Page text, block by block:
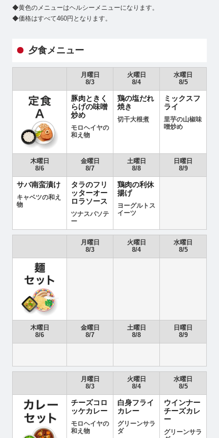
◆黄色のメニューはヘルシーメニューになります。
◆価格はすべて460円となります。
夕食メニュー
月曜日
8/3
火曜日
8/4
水曜日
8/5
豚肉ときく
らげの味噌
炒め
モロヘイヤの
和え物
鶏の塩だれ
焼き
切干大根煮
ミックスフ
ライ
里芋の山椒味
噌炒め
木曜日
8/6
金曜日
8/7
土曜日
8/8
日曜日
8/9
サバ南蛮漬け
キャベツの和え
物
タラのフリ
ッターオー
ロラソース
ツナスパソテ
ー
鶏肉の利休
揚げ
ヨーグルトス
イーツ
月曜日
8/3
火曜日
8/4
水曜日
8/5
木曜日
8/6
金曜日
8/7
土曜日
8/8
日曜日
8/9
月曜日
8/3
火曜日
8/4
水曜日
8/5
チーズコロ
ッケカレー
モロヘイヤの
和え物
白身フライ
カレー
グリーンサラ
ダ
ウインナー
チーズカレ
ー
グリーンサラ